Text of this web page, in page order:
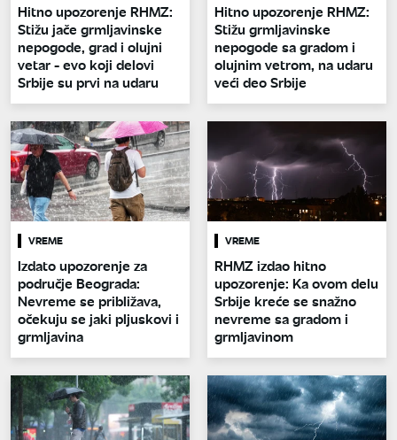
Hitno upozorenje RHMZ:
Stižu jače grmljavinske
nepogode, grad i olujni
vetar - evo koji delovi
Srbije su prvi na udaru
Hitno upozorenje RHMZ:
Stižu grmljavinske
nepogode sa gradom i
olujnim vetrom, na udaru
veći deo Srbije
VREME
Izdato upozorenje za
područje Beograda:
Nevreme se približava,
očekuju se jaki pljuskovi i
grmljavina
VREME
RHMZ izdao hitno
upozorenje: Ka ovom delu
Srbije kreće se snažno
nevreme sa gradom i
grmljavinom